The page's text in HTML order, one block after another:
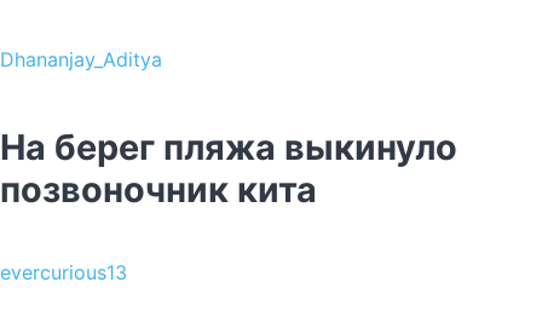
Dhananjay_Aditya
На берег пляжа выкинуло
позвоночник кита
evercurious13